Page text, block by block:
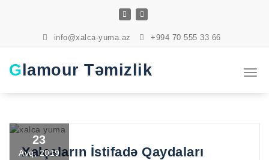
info@xalca-yuma.az +994 70 555 33 66
Glamour Təmizlik
23
Avq, 2019
Xalçaların İstifadə Qaydaları